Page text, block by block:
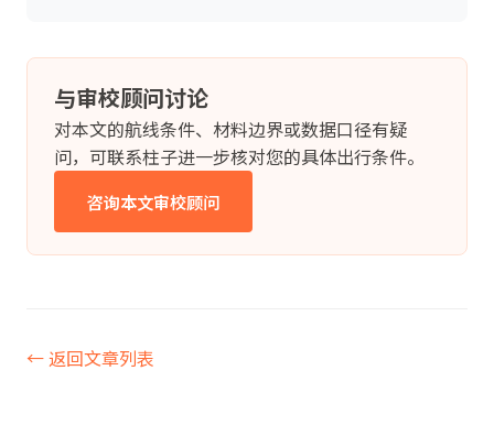
与审校顾问讨论
对本文的航线条件、材料边界或数据口径有疑
问，可联系柱子进一步核对您的具体出行条件。
咨询本文审校顾问
← 返回文章列表